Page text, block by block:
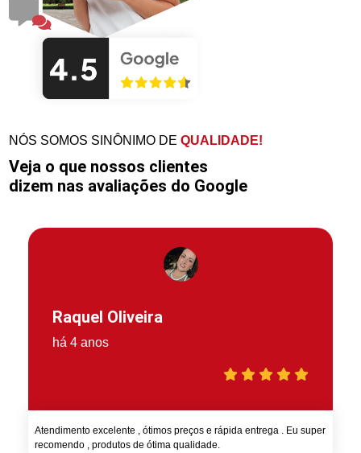
NÓS SOMOS SINÔNIMO DEQUALIDADE!
Veja o que nossos clientes
dizem nas avaliações do Google
Raquel Oliveira
há 4 anos
Atendimento excelente , ótimos preços e rápida entrega . Eu super
recomendo , produtos de ótima qualidade.